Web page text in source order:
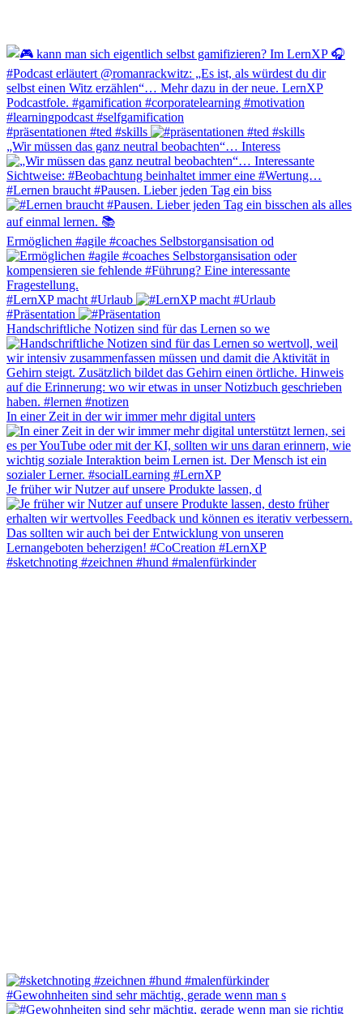
#präsentationen #ted #skills
„Wir müssen das ganz neutral beobachten“… Interess
#Lernen braucht #Pausen. Lieber jeden Tag ein biss
Ermöglichen #agile #coaches Selbstorgansisation od
#LernXP macht #Urlaub
#Präsentation
Handschriftliche Notizen sind für das Lernen so we
In einer Zeit in der wir immer mehr digital unters
Je früher wir Nutzer auf unsere Produkte lassen, d
#sketchnoting #zeichnen #hund #malenfürkinder
#Gewohnheiten sind sehr mächtig, gerade wenn man s